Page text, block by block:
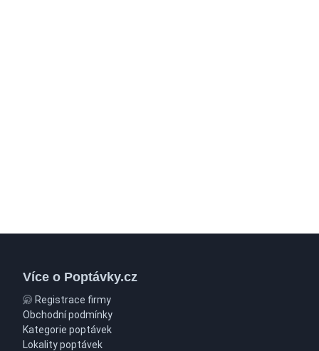
Více o Poptávky.cz
Registrace firmy
Obchodní podmínky
Kategorie poptávek
Lokality poptávek